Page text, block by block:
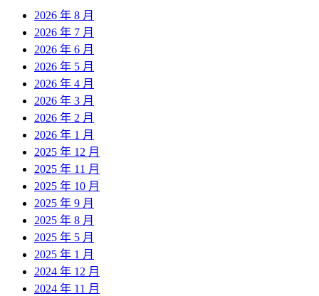
2026 年 8 月
2026 年 7 月
2026 年 6 月
2026 年 5 月
2026 年 4 月
2026 年 3 月
2026 年 2 月
2026 年 1 月
2025 年 12 月
2025 年 11 月
2025 年 10 月
2025 年 9 月
2025 年 8 月
2025 年 5 月
2025 年 1 月
2024 年 12 月
2024 年 11 月